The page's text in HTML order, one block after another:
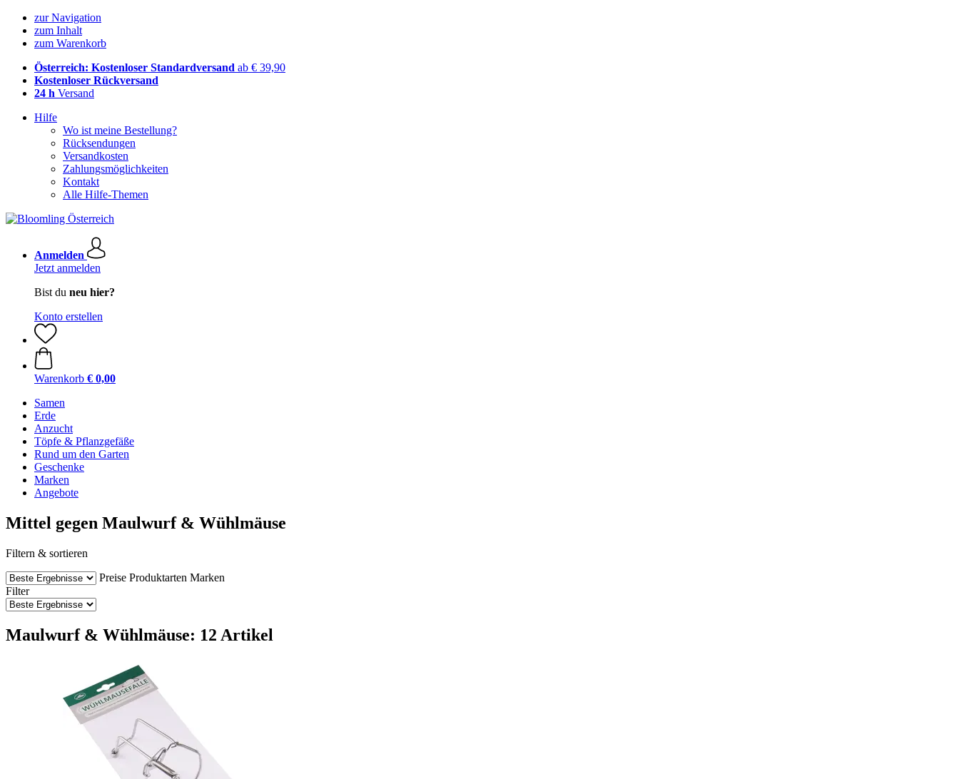
zur Navigation
zum Inhalt
zum Warenkorb
Österreich: Kostenloser Standardversand ab € 39,90
Kostenloser Rückversand
24 h Versand
Hilfe
Wo ist meine Bestellung?
Rücksendungen
Versandkosten
Zahlungsmöglichkeiten
Kontakt
Alle Hilfe-Themen
Anmelden
Jetzt anmelden
Bist du neu hier?
Konto erstellen
Warenkorb € 0,00
Samen
Erde
Anzucht
Töpfe & Pflanzgefäße
Rund um den Garten
Geschenke
Marken
Angebote
Mittel gegen Maulwurf & Wühlmäuse
Filtern & sortieren
Preise Produktarten Marken
Filter
Maulwurf & Wühlmäuse: 12 Artikel